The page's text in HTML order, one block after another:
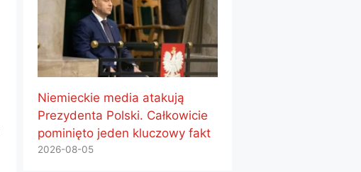
Niemieckie media atakują
Prezydenta Polski. Całkowicie
pominięto jeden kluczowy fakt
2026-08-05